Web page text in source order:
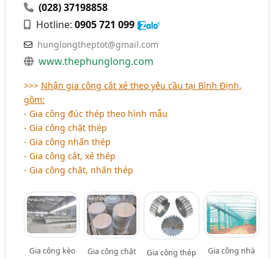
(028) 37198858
Hotline:0905 721 099
hunglongtheptot@gmail.com
www.thephunglong.com
>>> Nhận gia công cắt xẻ theo yêu cầu tại Bình Định,
gồm:
- Gia công đúc thép theo hình mẫu
- Gia công chặt thép
- Gia công nhấn thép
- Gia công cắt, xẻ thép
- Gia công chặt, nhấn thép
Gia công kèo
Gia công chặt
Gia công thép
Gia công nhà